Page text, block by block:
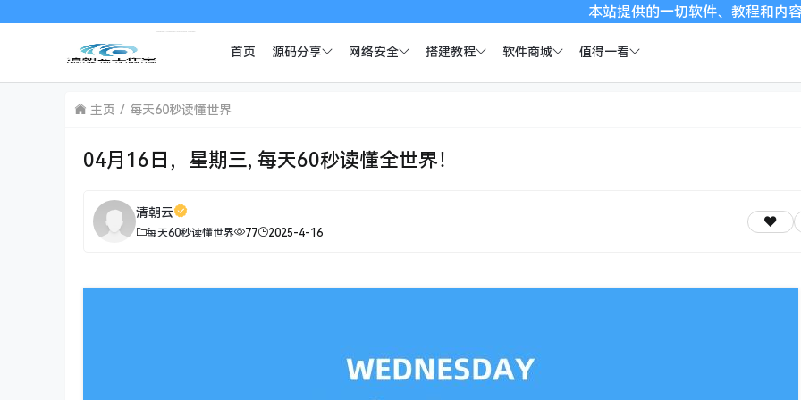
本站提供的一切软件、教程和内容信息仅限
首页 源码分享 网络安全 搭建教程 软件商城 值得一看
主页 每天60秒读懂世界
04月16日，星期三, 每天60秒读懂全世界！
清朝云
每天60秒读懂世界 77 2025-4-16